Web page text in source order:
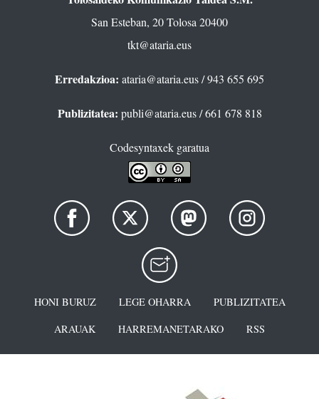
San Esteban, 20 Tolosa 20400
tkt@ataria.eus
Erredakzioa: ataria@ataria.eus/ 943 655 695
Publizitatea: publi@ataria.eus/ 661 678 818
Codesyntaxek garatua
HONI BURUZ LEGE OHARRA
PUBLIZITATEA
ARAUAK
HARREMANETARAKO RSS